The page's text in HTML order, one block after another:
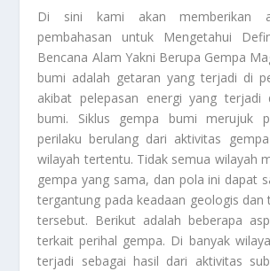
Di sini kami akan memberikan
pembahasan untuk
Mengetahui
Bencana Alam Yakni Berupa Gempa
bumi adalah getaran yang terjadi di
akibat pelepasan energi yang terjadi
bumi. Siklus gempa bumi merujuk
perilaku berulang dari aktivitas
wilayah tertentu. Tidak semua wilayah
gempa yang sama, dan pola ini dapat
tergantung pada keadaan geologis dan
tersebut. Berikut adalah beberapa
terkait perihal gempa. Di banyak
terjadi sebagai hasil dari aktivitas